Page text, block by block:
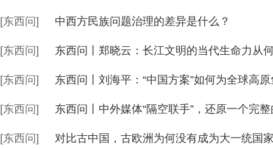
[东西问] 中西方民族问题治理的差异是什么？
[东西问] 东西问丨郑晓云：长江文明的当代生命力从
[东西问] 东西问丨刘海平：“中国方案”如何为全球高
[东西问] 东西问丨中外媒体“隔空联手”，还原一个完整
[东西问] 对比古中国，古欧洲为何没有成为大一统国